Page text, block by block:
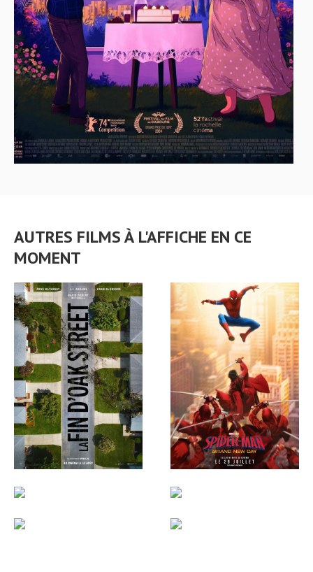
AUTRES FILMS À L'AFFICHE EN CE
MOMENT